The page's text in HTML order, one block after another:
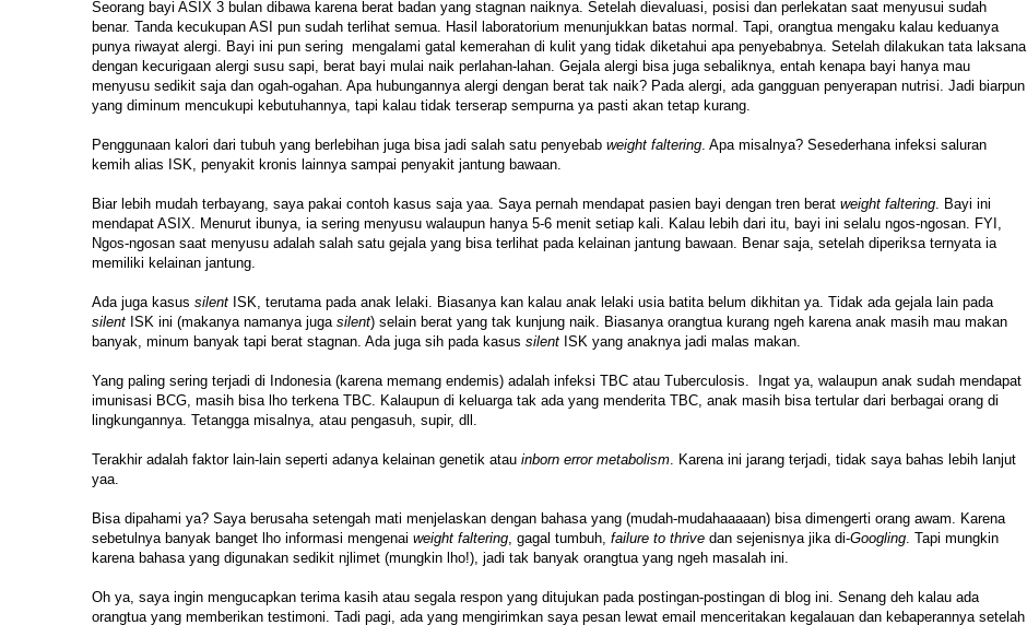
Seorang bayi ASIX 3 bulan dibawa karena berat badan yang stagnan naiknya. Setelah dievaluasi, posisi dan perlekatan saat menyusui sudah
benar. Tanda kecukupan ASI pun sudah terlihat semua. Hasil laboratorium menunjukkan batas normal. Tapi, orangtua mengaku kalau keduanya
punya riwayat alergi. Bayi ini pun sering mengalami gatal kemerahan di kulit yang tidak diketahui apa penyebabnya. Setelah dilakukan tata laksana
dengan kecurigaan alergi susu sapi, berat bayi mulai naik perlahan-lahan. Gejala alergi bisa juga sebaliknya, entah kenapa bayi hanya mau
menyusu sedikit saja dan ogah-ogahan. Apa hubungannya alergi dengan berat tak naik? Pada alergi, ada gangguan penyerapan nutrisi. Jadi biarpun
yang diminum mencukupi kebutuhannya, tapi kalau tidak terserap sempurna ya pasti akan tetap kurang.
Penggunaan kalori dari tubuh yang berlebihan juga bisa jadi salah satu penyebab weight faltering. Apa misalnya? Sesederhana infeksi saluran
kemih alias ISK, penyakit kronis lainnya sampai penyakit jantung bawaan.
Biar lebih mudah terbayang, saya pakai contoh kasus saja yaa. Saya pernah mendapat pasien bayi dengan tren berat weight faltering. Bayi ini
mendapat ASIX. Menurut ibunya, ia sering menyusu walaupun hanya 5-6 menit setiap kali. Kalau lebih dari itu, bayi ini selalu ngos-ngosan. FYI,
Ngos-ngosan saat menyusu adalah salah satu gejala yang bisa terlihat pada kelainan jantung bawaan. Benar saja, setelah diperiksa ternyata ia
memiliki kelainan jantung.
Ada juga kasus silent ISK, terutama pada anak lelaki. Biasanya kan kalau anak lelaki usia batita belum dikhitan ya. Tidak ada gejala lain pada
silent ISK ini (makanya namanya juga silent) selain berat yang tak kunjung naik. Biasanya orangtua kurang ngeh karena anak masih mau makan
banyak, minum banyak tapi berat stagnan. Ada juga sih pada kasus silent ISK yang anaknya jadi malas makan.
Yang paling sering terjadi di Indonesia (karena memang endemis) adalah infeksi TBC atau Tuberculosis. Ingat ya, walaupun anak sudah mendapat
imunisasi BCG, masih bisa lho terkena TBC. Kalaupun di keluarga tak ada yang menderita TBC, anak masih bisa tertular dari berbagai orang di
lingkungannya. Tetangga misalnya, atau pengasuh, supir, dll.
Terakhir adalah faktor lain-lain seperti adanya kelainan genetik atau inborn error metabolism. Karena ini jarang terjadi, tidak saya bahas lebih lanjut
yaa.
Bisa dipahami ya? Saya berusaha setengah mati menjelaskan dengan bahasa yang (mudah-mudahaaaaan) bisa dimengerti orang awam. Karena
sebetulnya banyak banget lho informasi mengenai weight faltering, gagal tumbuh, failure to thrive dan sejenisnya jika di-Googling. Tapi mungkin
karena bahasa yang digunakan sedikit njlimet (mungkin lho!), jadi tak banyak orangtua yang ngeh masalah ini.
Oh ya, saya ingin mengucapkan terima kasih atau segala respon yang ditujukan pada postingan-postingan di blog ini. Senang deh kalau ada
orangtua yang memberikan testimoni. Tadi pagi, ada yang mengirimkan saya pesan lewat email menceritakan kegalauan dan kebaperannya setelah